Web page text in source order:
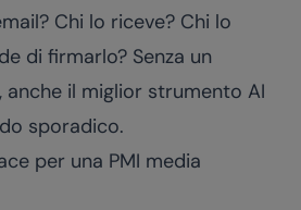
Chi lo riceve? Chi lo
di firmarlo? Senza un
il miglior strumento AI
sporadico.
per una PMI media